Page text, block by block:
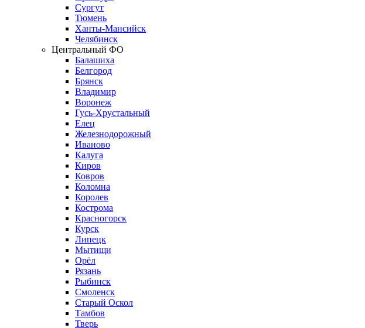
Сургут
Тюмень
Ханты-Мансийск
Челябинск
Центральный ФО
Балашиха
Белгород
Брянск
Владимир
Воронеж
Гусь-Хрустальный
Елец
Железнодорожный
Иваново
Калуга
Киров
Ковров
Коломна
Королев
Кострома
Красногорск
Курск
Липецк
Мытищи
Орёл
Рязань
Рыбинск
Смоленск
Старый Оскол
Тамбов
Тверь